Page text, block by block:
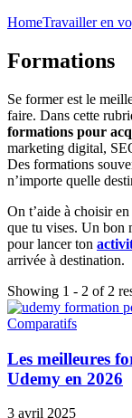
HomeTravailler en
Formations
Se former est le
faire. Dans cette
formations pour
marketing digital,
Des formations
n’importe quelle
On t’aide à choisir
que tu vises. Un bon
pour lancer ton
arrivée à destination.
Showing 1 - 2 of 2
Comparatifs
Les meilleures
Udemy en 2026
3 avril 2025